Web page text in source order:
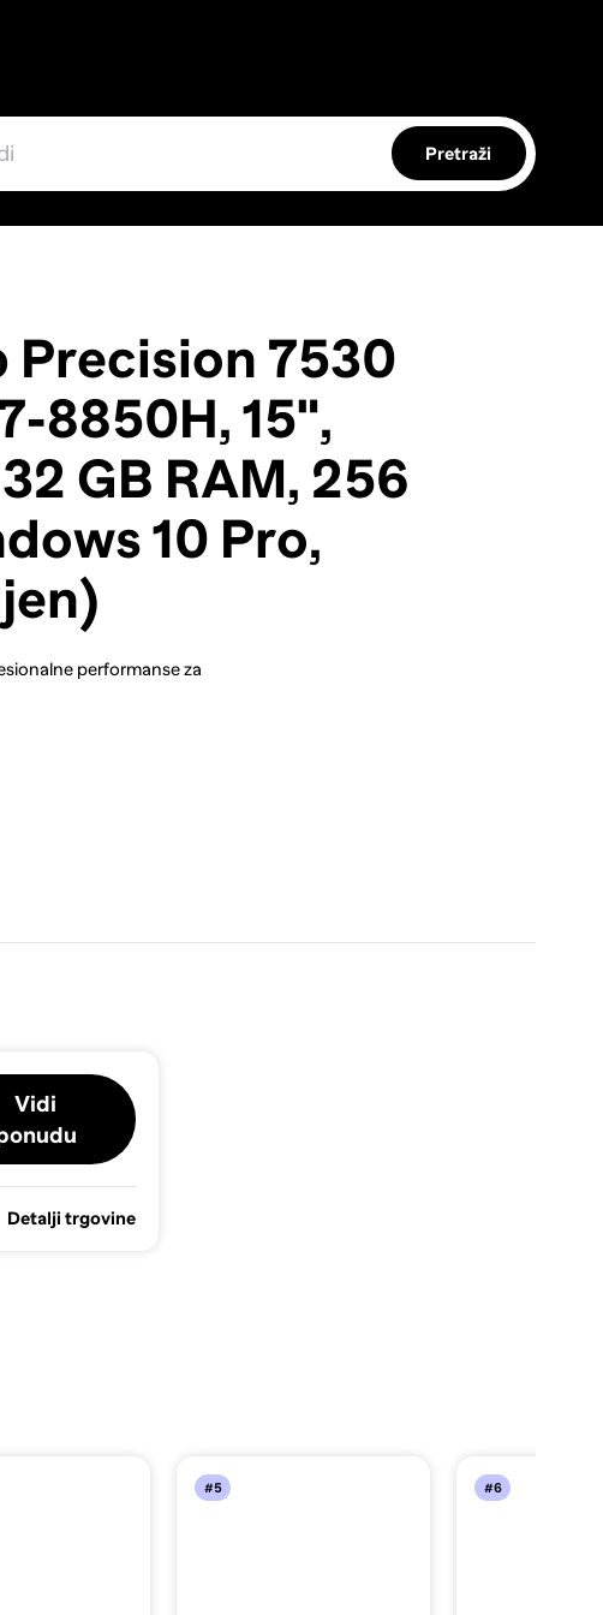
Pretraži
Precision 7530
8850H, 15",
GB RAM, 256
10 Pro,
performanse za
Vidi
Detalji trgovine
#5 #6